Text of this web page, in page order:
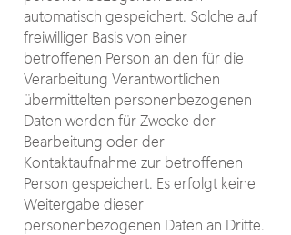
automatisch gespeichert. Solche auf
freiwilliger Basis von einer
betroffenen Person an den für die
Verarbeitung Verantwortlichen
übermittelten personenbezogenen
Daten werden für Zwecke der
Bearbeitung oder der
Kontaktaufnahme zur betroffenen
Person gespeichert. Es erfolgt keine
Weitergabe dieser
personenbezogenen Daten an Dritte.